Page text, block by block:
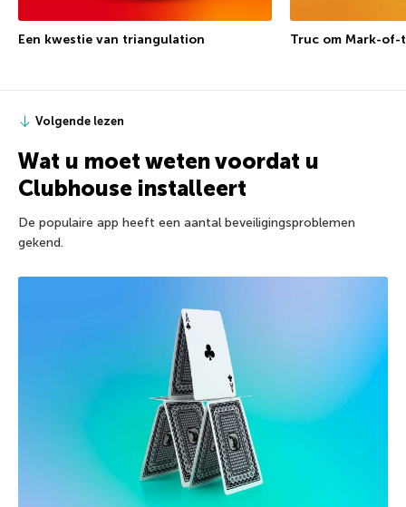
Een kwestie van triangulation Truc om Mark-of-
Volgende lezen
Wat u moet weten voordat u
Clubhouse installeert
De populaire app heeft een aantal beveiligingsproblemen
gekend.